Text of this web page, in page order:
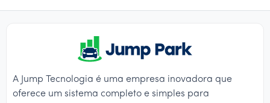
A Jump Tecnologia é uma empresa inovadora que
oferece um sistema completo e simples para